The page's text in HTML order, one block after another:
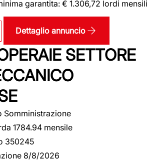
garantita: € 1.306,72 lordi mensili
Dettaglio annuncio
SETTORE
Somministrazione
1784.94 mensile
350245
8/8/2026